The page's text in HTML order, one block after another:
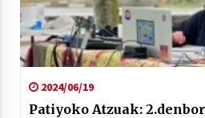
2024/06/19
Patiyoko Atzuak: